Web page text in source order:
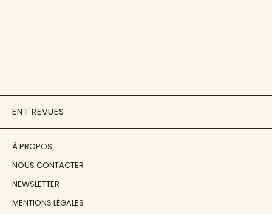
ENT'REVUES
À PROPOS
NOUS CONTACTER
NEWSLETTER
MENTIONS LÉGALES